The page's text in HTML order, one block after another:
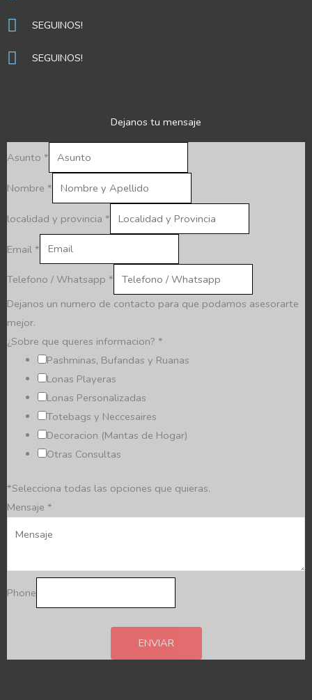
SEGUINOS!
SEGUINOS!
Dejanos tu mensaje
Asunto *
Nombre *
localidad y provincia *
Email *
Telefono / Whatsapp *
Dejanos un numero de contacto para que podamos asesorarte
mejor.
¿Sobre que queres informacion? *
Pashminas, Bufandas y Ruanas
Lonas Playeras
Lonas Personalizadas
Totebags y Neccesaires
Decoracion (Mantas de Hogar)
Otras Consultas
*Selecciona todas las opciones que quieras.
Mensaje *
Phone
ENVIAR